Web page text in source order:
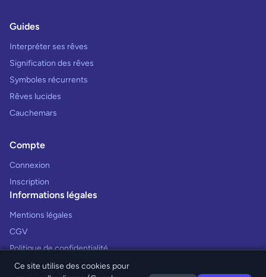
Guides
Interpréter ses rêves
Signification des rêves
Symboles récurrents
Rêves lucides
Cauchemars
Compte
Connexion
Inscription
Informations légales
Mentions légales
CGV
Politique de confidentialité
Ce site utilise des cookies pour